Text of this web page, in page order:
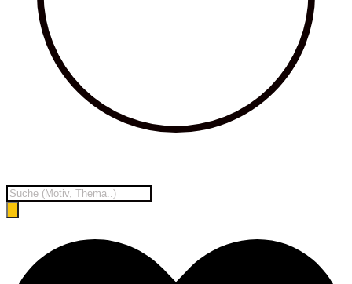
Products
search